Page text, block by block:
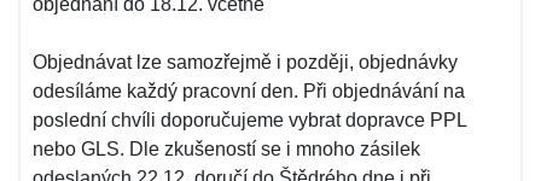
objednání do 18.12. včetně
Objednávat lze samozřejmě i později, objednávky
odesíláme každý pracovní den. Při objednávání na
poslední chvíli doporučujeme vybrat dopravce PPL
nebo GLS. Dle zkušeností se i mnoho zásilek